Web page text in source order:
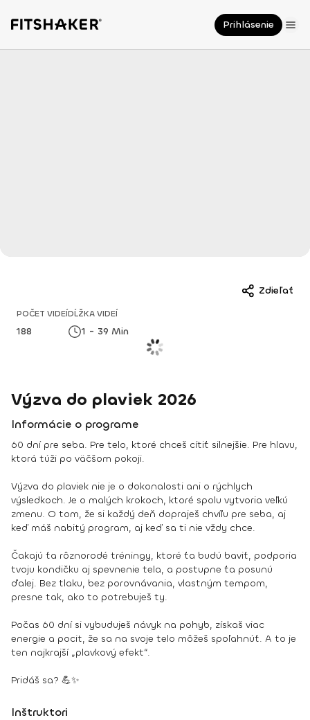
Prihlásenie
Zdieľať
POČET VIDEÍ
188
DĹŽKA VIDEÍ
1 - 39 Min
Výzva do plaviek 2026
Informácie o programe
60 dní pre seba. Pre telo, ktoré chceš cítiť silnejšie. Pre hlavu,
ktorá túži po väčšom pokoji.
Výzva do plaviek nie je o dokonalosti ani o rýchlych
výsledkoch. Je o malých krokoch, ktoré spolu vytvoria veľkú
zmenu. O tom, že si každý deň dopraješ chvíľu pre seba, aj
keď máš nabitý program, aj keď sa ti nie vždy chce.
Čakajú ťa rôznorodé tréningy, ktoré ťa budú baviť, podporia
tvoju kondičku aj spevnenie tela, a postupne ťa posunú
ďalej. Bez tlaku, bez porovnávania, vlastným tempom,
presne tak, ako to potrebuješ ty.
Počas 60 dní si vybuduješ návyk na pohyb, získaš viac
energie a pocit, že sa na svoje telo môžeš spoľahnúť. A to je
ten najkrajší „plavkový efekt“.
Pridáš sa? 💪✨
Inštruktori